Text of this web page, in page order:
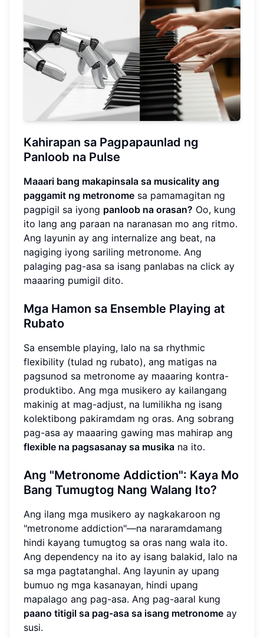
Kahirapan sa Pagpapaunlad ng
Panloob na Pulse
Maaari bang makapinsala sa musicality ang
paggamit ng metronome sa pamamagitan ng
pagpigil sa iyong panloob na orasan? Oo, kung
ito lang ang paraan na naranasan mo ang ritmo.
Ang layunin ay ang internalize ang beat, na
nagiging iyong sariling metronome. Ang
palaging pag-asa sa isang panlabas na click ay
maaaring pumigil dito.
Mga Hamon sa Ensemble Playing at
Rubato
Sa ensemble playing, lalo na sa rhythmic
flexibility (tulad ng rubato), ang matigas na
pagsunod sa metronome ay maaaring kontra-
produktibo. Ang mga musikero ay kailangang
makinig at mag-adjust, na lumilikha ng isang
kolektibong pakiramdam ng oras. Ang sobrang
pag-asa ay maaaring gawing mas mahirap ang
flexible na pagsasanay sa musika na ito.
Ang "Metronome Addiction": Kaya Mo
Bang Tumugtog Nang Walang Ito?
Ang ilang mga musikero ay nagkakaroon ng
"metronome addiction"—na nararamdamang
hindi kayang tumugtog sa oras nang wala ito.
Ang dependency na ito ay isang balakid, lalo na
sa mga pagtatanghal. Ang layunin ay upang
bumuo ng mga kasanayan, hindi upang
mapalago ang pag-asa. Ang pag-aaral kung
paano titigil sa pag-asa sa isang metronome ay
susi.